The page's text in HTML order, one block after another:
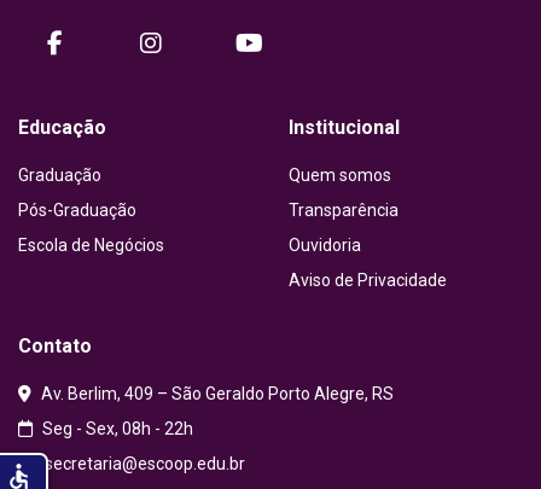
facebookinstagram
Educação
Graduação
Pós-Graduação
Escola de Negócios
Institucional
Quem somos
Transparência
Ouvidoria
Aviso de Privacidade
Contato
Av. Berlim, 409 – São Geraldo Porto Alegre, RS
Seg - Sex, 08h - 22h
secretaria@escoop.edu.br
accessible